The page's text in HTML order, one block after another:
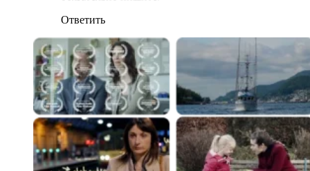
Ответить